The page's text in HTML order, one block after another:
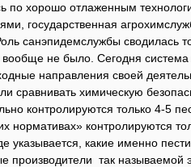
по хорошо отлаженным
государственная
санэпидемслужбы сводилась
вообще не было. Сегодня
направления своей
сравнивать химическую
контролируются только 4-5
нормативах» контролируются
указывается, какие именно
производители так называемой